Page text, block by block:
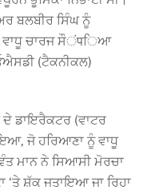
ਬਲਬੀਰ ਸਿੰਘ ਨੂੰ
ਵਾਧੂ ਚਾਰਜ ਸੌंपਿਆ
(ਟੈਕਨੀਕਲ)
ਡਾਇਰੈਕਟਰ (ਵਾਟਰ
ਜੋ ਹਰਿਆਣਾ ਨੂੰ ਵਾਧੂ
ਮਾਨ ਨੇ ਸਿਆਸੀ ਮੋਰਚਾ
‘ਤੇ ਸ਼ੱਕ ਜਤਾਇਆ ਜਾ ਰਿਹਾ